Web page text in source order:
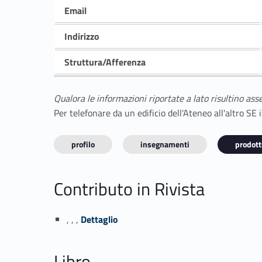
Email
Indirizzo
Struttura/Afferenza
Qualora le informazioni riportate a lato risultino
Per telefonare da un edificio dell'Ateneo all'altro
profilo insegnamenti
Contributo in Rivista
, , , Link identifier #identifier_person_65327-1
Dettaglio